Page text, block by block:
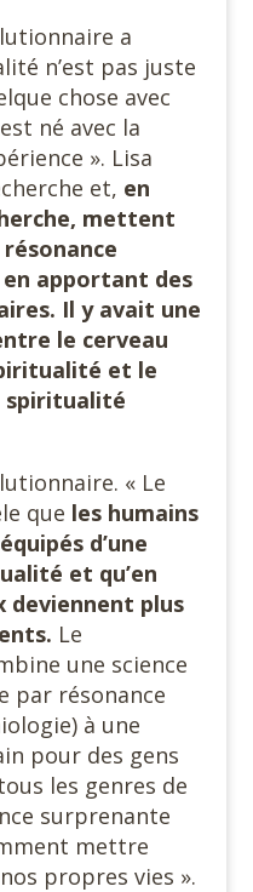
a
n’est pas juste
chose avec
né avec la
». Lisa
et, en
mettent
apportant des
Il y avait une
le cerveau
et le
spiritualité
« Le
que les humains
d’une
et qu’en
deviennent plus
Le
une science
par résonance
à une
pour des gens
les genres de
surprenante
mettre
propres vies ».